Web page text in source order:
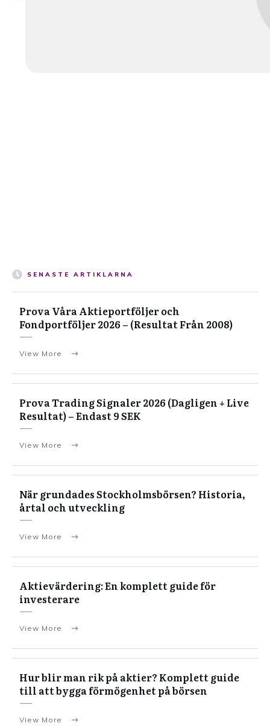
SENASTE ARTIKLARNA
Prova Våra Aktieportföljer och
Fondportföljer 2026 – (Resultat Från 2008)
View More
Prova Trading Signaler 2026 (Dagligen + Live
Resultat) – Endast 9 SEK
View More
När grundades Stockholmsbörsen? Historia,
årtal och utveckling
View More
Aktievärdering: En komplett guide för
investerare
View More
Hur blir man rik på aktier? Komplett guide
till att bygga förmögenhet på börsen
View More